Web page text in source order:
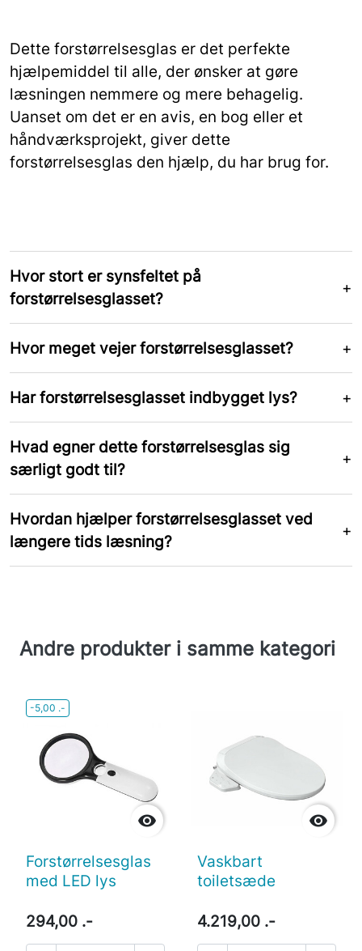
Dette forstørrelsesglas er det perfekte
hjælpemiddel til alle, der ønsker at gøre
læsningen nemmere og mere behagelig.
Uanset om det er en avis, en bog eller et
håndværksprojekt, giver dette
forstørrelsesglas den hjælp, du har brug for.
Hvor stort er synsfeltet på
forstørrelsesglasset?
Hvor meget vejer forstørrelsesglasset?
Har forstørrelsesglasset indbygget lys?
Hvad egner dette forstørrelsesglas sig
særligt godt til?
Hvordan hjælper forstørrelsesglasset ved
længere tids læsning?
Andre produkter i samme kategori
-5,00 .-

Forstørrelsesglas
med LED lys
294,00 .-

Vaskbart
toiletsæde
4.219,00 .-